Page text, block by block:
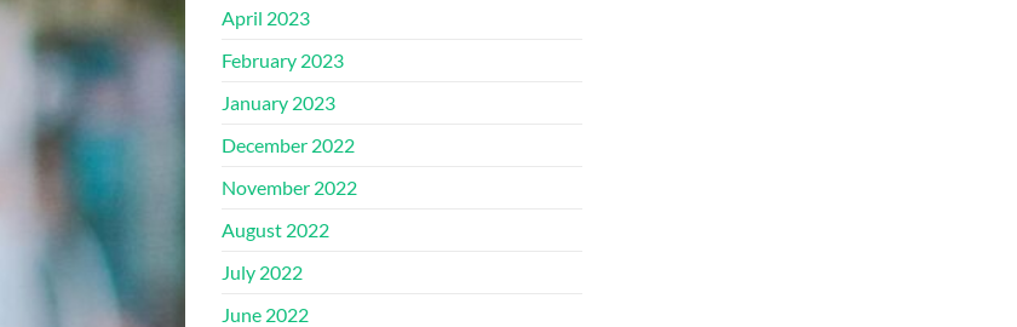
April 2023
February 2023
January 2023
December 2022
November 2022
August 2022
July 2022
June 2022